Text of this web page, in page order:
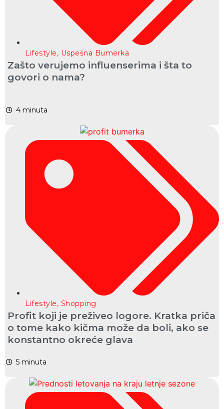
Lifestyle, Uspešna Bumerka
Zašto verujemo influenserima i šta to
govori o nama?
4 minuta
Lifestyle, Shopping
Profit koji je preživeo logore. Kratka priča
o tome kako kičma može da boli, ako se
konstantno okreće glava
5 minuta